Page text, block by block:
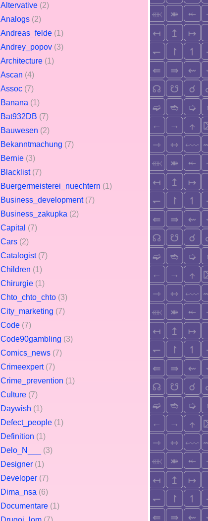
Altervative (2)
Analogs (2)
Andreas_felde (1)
Andrey_popov (3)
Architecture (1)
Ascan (4)
Assoc (7)
Banana (1)
Bat932DB (7)
Bauwesen (2)
Bekanntmachung (7)
Bernie (3)
Blacklist (7)
Buergermeisterei_nuechtern (1)
Business_development (7)
Business_zakupka (2)
Capital (7)
Cars (2)
Catalogist (7)
Children (1)
Chirurgie (1)
Chto_chto_chto (3)
City_marketing (7)
Code (7)
Code90gambling (3)
Comics_news (7)
Crimeexpert (7)
Crime_prevention (1)
Culture (7)
Daywish (1)
Defect_people (1)
Definition (1)
Delo_N___ (3)
Designer (1)
Developer (7)
Dima_nsa (6)
Documentare (1)